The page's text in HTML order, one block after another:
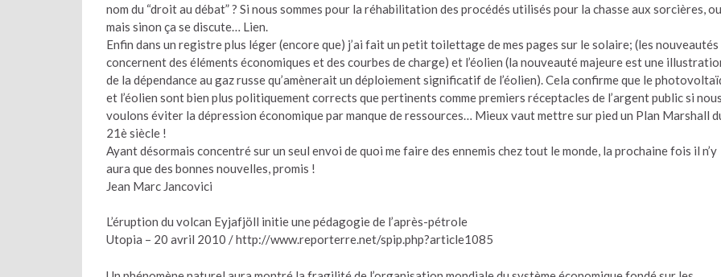
nom du “droit au débat” ? Si nous sommes pour la réhabilitation des procédés utilisés pour la chasse aux sorcières,
mais sinon ça se discute… Lien.
Enfin dans un registre plus léger (encore que) j’ai fait un petit toilettage de mes pages sur le solaire; (les nouveautés
concernent des éléments économiques et des courbes de charge) et l’éolien (la nouveauté majeure est une
de la dépendance au gaz russe qu’amènerait un déploiement significatif de l’éolien). Cela confirme que le
et l’éolien sont bien plus politiquement corrects que pertinents comme premiers réceptacles de l’argent public si nous
voulons éviter la dépression économique par manque de ressources… Mieux vaut mettre sur pied un Plan Marshall
21è siècle !
Ayant désormais concentré sur un seul envoi de quoi me faire des ennemis chez tout le monde, la prochaine fois il n’y
aura que des bonnes nouvelles, promis !
Jean Marc Jancovici
L’éruption du volcan Eyjafjöll initie une pédagogie de l’après-pétrole
Utopia – 20 avril 2010 / http://www.reporterre.net/spip.php?article1085